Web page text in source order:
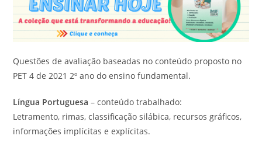
Questões de avaliação baseadas no conteúdo proposto no
PET 4 de 2021 2º ano do ensino fundamental.
Língua Portuguesa – conteúdo trabalhado:
Letramento, rimas, classificação silábica, recursos gráficos,
informações implícitas e explícitas.